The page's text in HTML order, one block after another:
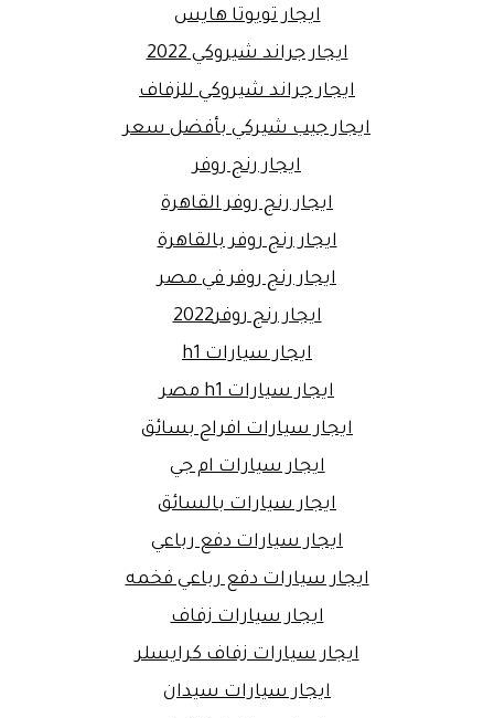
ايجار تويوتا هايس
ايجار جراند شيروكي 2022
ايجار جراند شيروكي للزفاف
ايجار جيب شيركي بأفضل سعر
ايجار رنج روفر
ايجار رنج روفر القاهرة
ايجار رنج روفر بالقاهرة
ايجار رنج روفر في مصر
ايجار رنج روفر2022
ايجار سيارات h1
ايجار سيارات h1 مصر
ايجار سيارات افراح بسائق
ايجار سيارات ام جي
ايجار سيارات بالسائق
ايجار سيارات دفع رباعي
ايجار سيارات دفع رباعي فخمه
ايجار سيارات زفاف
ايجار سيارات زفاف كرايسلر
ايجار سيارات سيدان